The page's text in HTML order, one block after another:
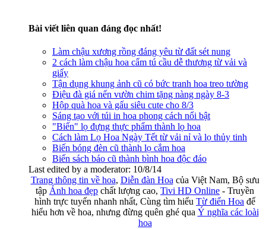
Bài viết liên quan đáng đọc nhất!
Làm chậu xương rồng đáng yêu từ đất sét nung
2 cách làm chậu hoa cẩm tú cầu dễ thương từ vải và
giấy
Tận dụng khung ảnh cũ có bức tranh hoa treo tường
Điệu đà giá nến vườn chim tặng nàng ngày 8-3
Hộp quà hoa và gấu siêu cute cho 8/3
Sáng tạo với túi in hoa phong cách nổi bật
"Biến" lọ đựng thực phẩm thành lọ hoa
Cách làm Lọ Hoa Ngày Tết từ vải nỉ và lọ thủy tinh
Biến bóng đèn cũ thành lọ cắm hoa
Biến sách báo cũ thành bình hoa độc đáo
Last edited by a moderator: 10/8/14
Trang thông tin về hoa, Diễn đàn Hoacủa Việt Nam, Bộ sưu
tập Ảnh hoa đẹp chất lượng cao, Tivi HD Online - Truyền
hình trực tuyến nhanh nhất, Cùng tìm hiểu Từ điển Hoa để
hiểu hơn về hoa, nhưng đừng quên ghé qua Ý nghĩa các loài
hoa